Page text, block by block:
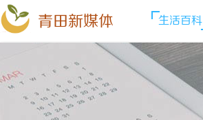
青田新媒体 生活百科